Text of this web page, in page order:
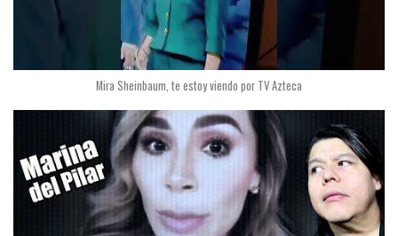
Mira Sheinbaum, te estoy viendo por TV Azteca